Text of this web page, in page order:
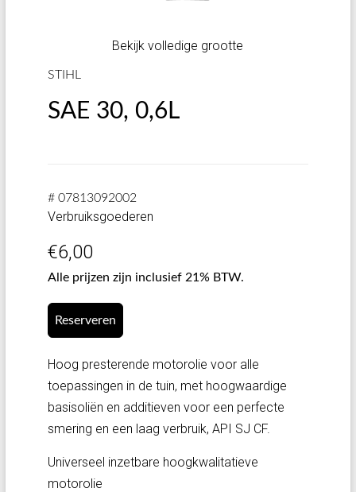
Bekijk volledige grootte
STIHL
SAE 30, 0,6L
# 07813092002
Verbruiksgoederen
€6,00
Alle prijzen zijn inclusief 21% BTW.
Reserveren
Hoog presterende motorolie voor alle
toepassingen in de tuin, met hoogwaardige
basisoliën en additieven voor een perfecte
smering en een laag verbruik, API SJ CF.
Universeel inzetbare hoogkwalitatieve
motorolie